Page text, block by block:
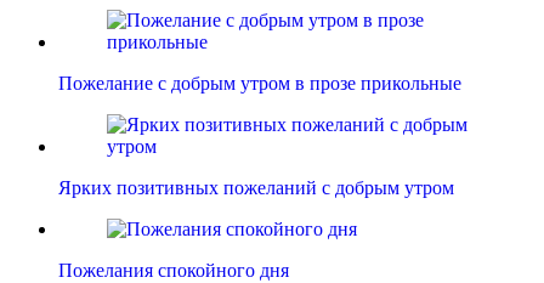
Пожелание с добрым утром в прозе прикольные
Ярких позитивных пожеланий с добрым утром
Пожелания спокойного дня